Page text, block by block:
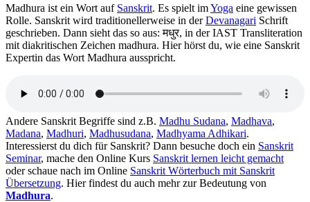
Madhura ist ein Wort auf Sanskrit. Es spielt imYoga eine gewissen
Rolle. Sanskrit wird traditionellerweise in derDevanagari Schrift
geschrieben. Dann sieht das so aus: मधुर, in der IAST Transliteration
mit diakritischen Zeichen madhura. Hier hörst du, wie eine Sanskrit
Expertin das Wort Madhura ausspricht.
Andere Sanskrit Begriffe sind z.B. Madhu Sudana, Madhava,
Madana, Madhuri, Madhusudana, Madhyama Adhikari.
Interessierst du dich für Sanskrit? Dann besuche doch ein Sanskrit
Seminar, mache den Online Kurs Sanskrit lernen leicht gemacht
oder schaue nach im Online Sanskrit Wörterbuch mit Sanskrit
Übersetzung. Hier findest du auch mehr zur Bedeutung von
Madhura.